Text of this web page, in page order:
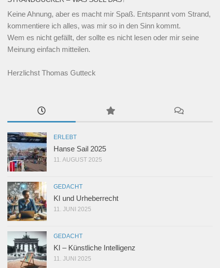
Keine Ahnung, aber es macht mir Spaß. Entspannt vom Strand,
kommentiere ich alles, was mir so in den Sinn kommt.
Wem es nicht gefällt, der sollte es nicht lesen oder mir seine
Meinung einfach mitteilen.
Herzlichst Thomas Gutteck
ERLEBT
Hanse Sail 2025
11. AUGUST 2025
GEDACHT
KI und Urheberrecht
11. JUNI 2025
GEDACHT
KI – Künstliche Intelligenz
11. JUNI 2025